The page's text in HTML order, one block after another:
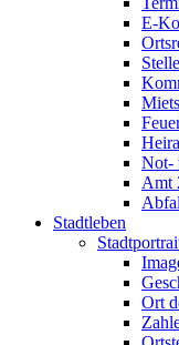
E-
Not-
Amt
Stadtleben
Ort